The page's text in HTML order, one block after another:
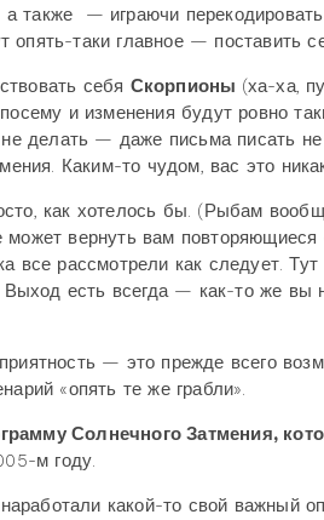
также — играючи
таки главное — поставить
себя Скорпионы (ха-ха,
и изменения будут ровно
делать — даже письма писать
Каким-то чудом, вас это
как хотелось бы. (Рыбам
вернуть вам повторяющиеся
рассмотрели как следует. Тут
есть всегда — как-то же вы
— это прежде всего
«опять те же грабли».
Солнечного Затмения,
м году.
какой-то свой важный